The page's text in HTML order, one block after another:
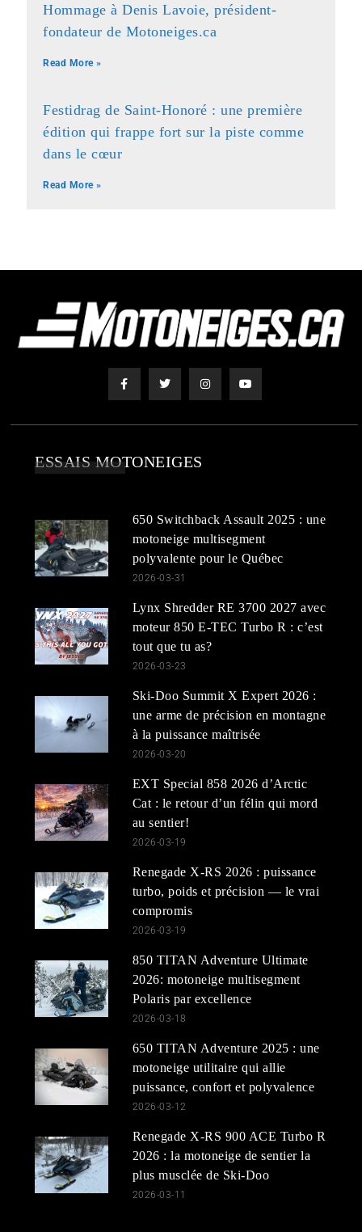
Hommage à Denis Lavoie, président-
fondateur de Motoneiges.ca
Read More »
Festidrag de Saint-Honoré : une première
édition qui frappe fort sur la piste comme
dans le cœur
Read More »
ESSAIS MOTONEIGES
650 Switchback Assault 2025 : une
motoneige multisegment
polyvalente pour le Québec
2026-03-31
Lynx Shredder RE 3700 2027 avec
moteur 850 E-TEC Turbo R : c’est
tout que tu as?
2026-03-23
Ski-Doo Summit X Expert 2026 :
une arme de précision en montagne
à la puissance maîtrisée
2026-03-20
EXT Special 858 2026 d’Arctic
Cat : le retour d’un félin qui mord
au sentier!
2026-03-19
Renegade X-RS 2026 : puissance
turbo, poids et précision — le vrai
compromis
2026-03-19
850 TITAN Adventure Ultimate
2026: motoneige multisegment
Polaris par excellence
2026-03-18
650 TITAN Adventure 2025 : une
motoneige utilitaire qui allie
puissance, confort et polyvalence
2026-03-12
Renegade X-RS 900 ACE Turbo R
2026 : la motoneige de sentier la
plus musclée de Ski-Doo
2026-03-11